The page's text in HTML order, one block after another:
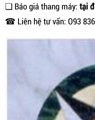
❑ Báo giá thang máy: tại
☎ Liên hệ tư vấn: O93